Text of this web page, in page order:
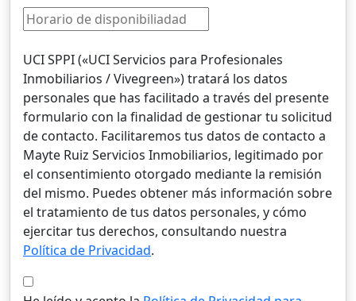
UCI SPPI («UCI Servicios para Profesionales
Inmobiliarios / Vivegreen») tratará los datos
personales que has facilitado a través del presente
formulario con la finalidad de gestionar tu solicitud
de contacto. Facilitaremos tus datos de contacto a
Mayte Ruiz Servicios Inmobiliarios, legitimado por
el consentimiento otorgado mediante la remisión
del mismo. Puedes obtener más información sobre
el tratamiento de tus datos personales, y cómo
ejercitar tus derechos, consultando nuestra
Política de Privacidad.